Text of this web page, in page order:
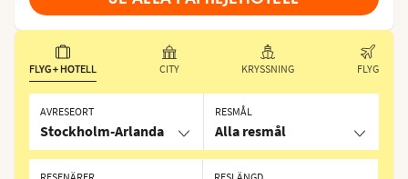
FLYG + HOTELL CITY KRYSSNING FLYG
AVRESEORT
Stockholm-Arlanda
RESMÅL
Alla resmål